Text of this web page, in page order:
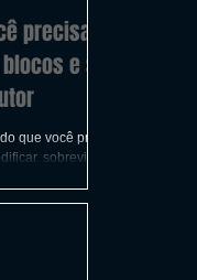
precisa
e se
que você precisa
sobreviver e